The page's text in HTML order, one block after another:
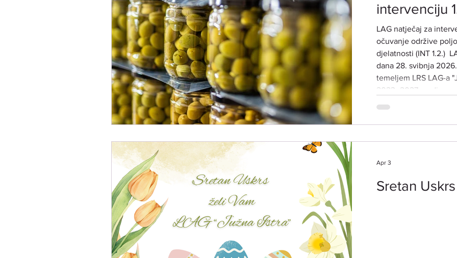
intervenciju
LAG natječaj za
očuvanje održive
djelatnosti (INT 1.2.)
dana 28. svibnja
temeljem LRS LAG-a
2023.-2027. godina,
NATJEČAJA:​ Predmet LAG natječaja je poticanje
Sretan Uskrs
Apr 3